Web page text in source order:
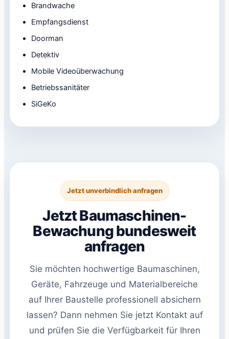
Brandwache
Empfangsdienst
Doorman
Detektiv
Mobile Videoüberwachung
Betriebssanitäter
SiGeKo
Jetzt unverbindlich anfragen
Jetzt Baumaschinen-
Bewachung bundesweit
anfragen
Sie möchten hochwertige Baumaschinen,
Geräte, Fahrzeuge und Materialbereiche
auf Ihrer Baustelle professionell absichern
lassen? Dann nehmen Sie jetzt Kontakt auf
und prüfen Sie die Verfügbarkeit für Ihren